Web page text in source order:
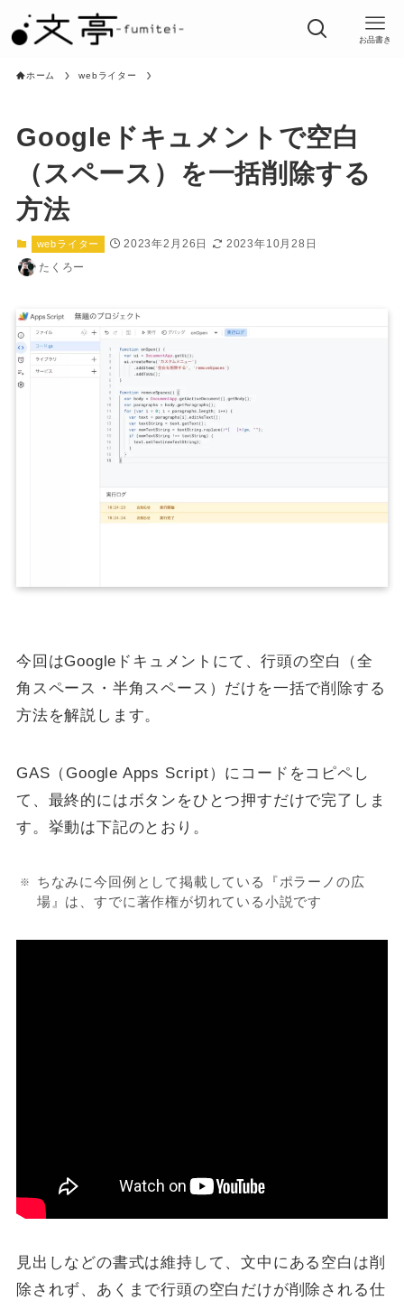
お品書き
ホーム webライター
Googleドキュメントで空白
（スペース）を一括削除する
方法
webライター 2023年2月26日
2023年10月28日
たくろー
今回はGoogleドキュメントにて、行頭の空白（全
角スペース・半角スペース）だけを一括で削除する
方法を解説します。
GAS（Google Apps Script）にコードをコピペし
て、最終的にはボタンをひとつ押すだけで完了しま
す。挙動は下記のとおり。
ちなみに今回例として掲載している『ポラーノの広
場』は、すでに著作権が切れている小説です
見出しなどの書式は維持して、文中にある空白は削
除されず、あくまで行頭の空白だけが削除される仕